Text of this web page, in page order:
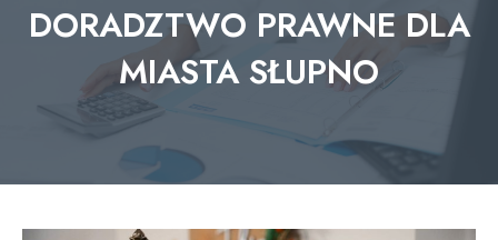
DORADZTWO PRAWNE DLA
MIASTA SŁUPNO